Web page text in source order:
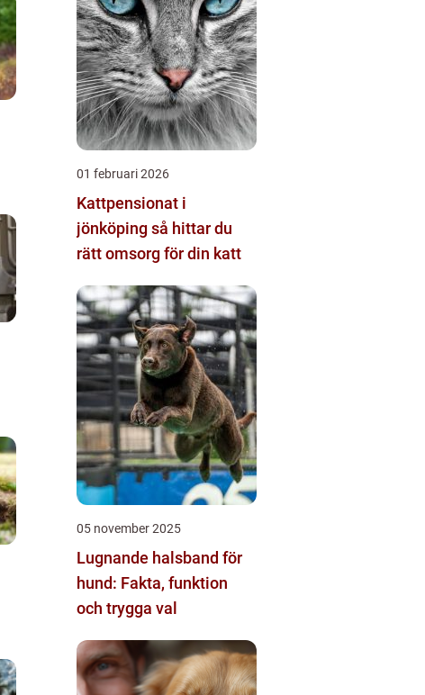
01 februari 2026
Kattpensionat i
jönköping så hittar du
rätt omsorg för din katt
05 november 2025
Lugnande halsband för
hund: Fakta, funktion
och trygga val